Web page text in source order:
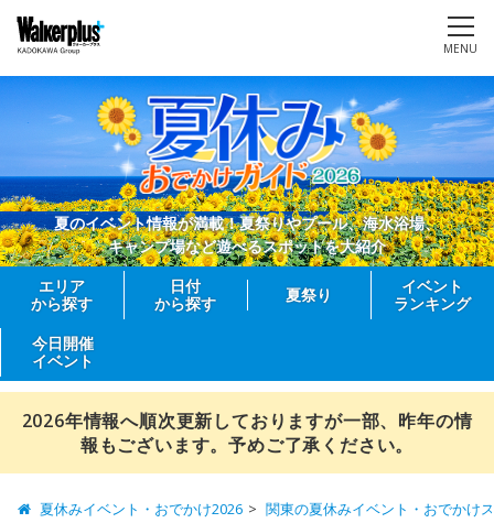
MENU
夏のイベント情報が満載！夏祭りやプール、海水浴場、
キャンプ場など遊べるスポットを大紹介
エリア
から探す
日付
から探す
夏祭り
イベント
ランキング
今日開催
イベント
2026年情報へ順次更新しておりますが一部、昨年の情
報もございます。予めご了承ください。
夏休みイベント・おでかけ2026 関東の夏休みイベント・おでかけ